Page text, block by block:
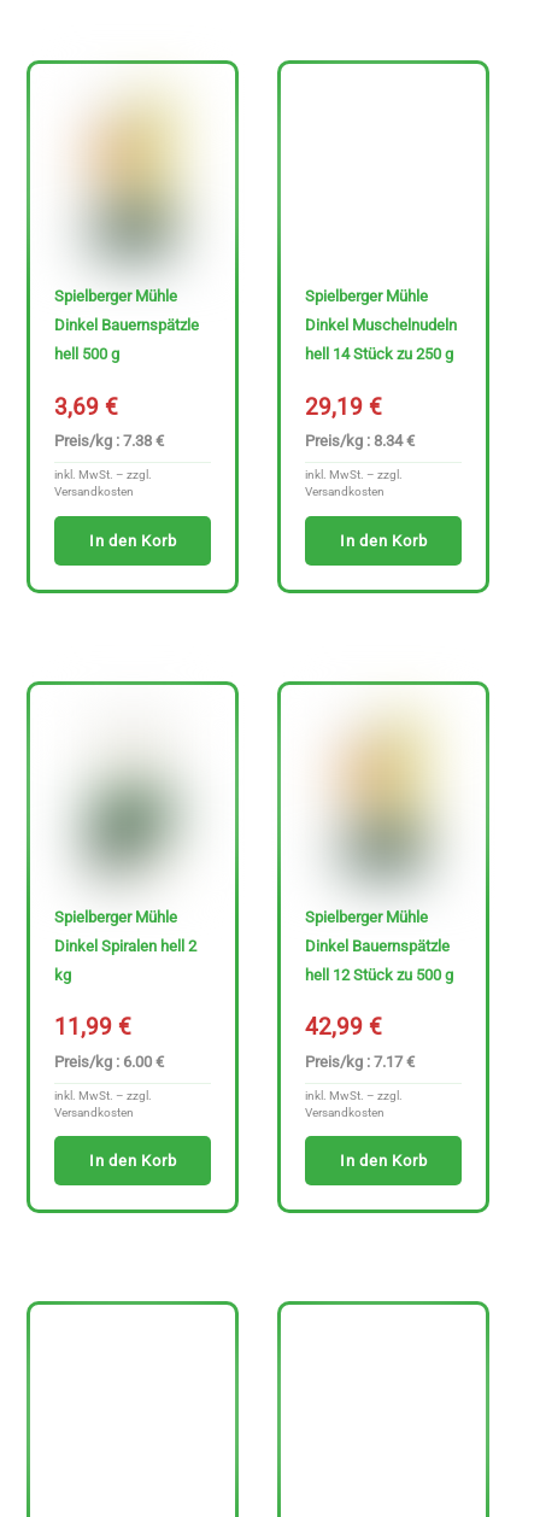
Spielberger Mühle
Dinkel Bauernspätzle
hell 500 g
3,69€
Preis/kg : 7.38 €
inkl. MwSt. – zzgl.
Versandkosten
In den Korb
Spielberger Mühle
Dinkel Muschelnudeln
hell 14 Stück zu 250 g
29,19€
Preis/kg : 8.34 €
inkl. MwSt. – zzgl.
Versandkosten
In den Korb
Spielberger Mühle
Dinkel Spiralen hell 2
kg
11,99€
Preis/kg : 6.00 €
inkl. MwSt. – zzgl.
Versandkosten
In den Korb
Spielberger Mühle
Dinkel Bauernspätzle
hell 12 Stück zu 500 g
42,99€
Preis/kg : 7.17 €
inkl. MwSt. – zzgl.
Versandkosten
In den Korb